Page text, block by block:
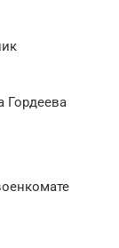
Гордеева